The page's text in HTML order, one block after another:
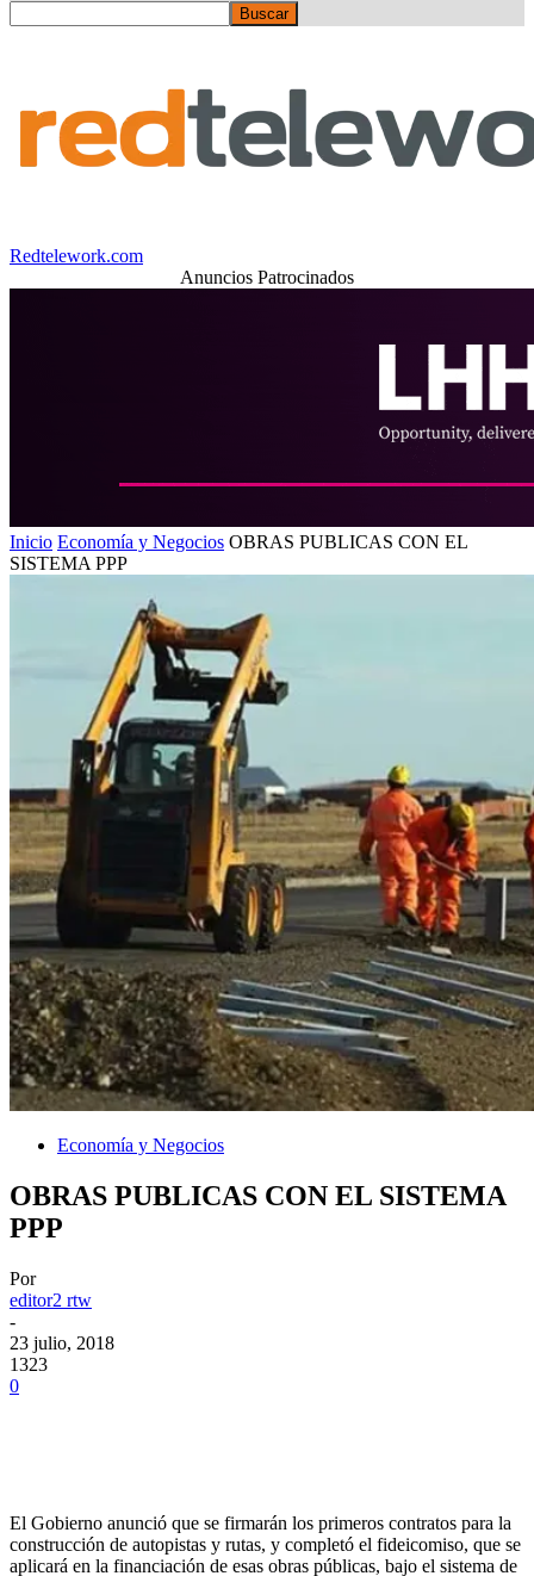
Redtelework.com
Anuncios Patrocinados
Inicio Economía y Negocios OBRAS PUBLICAS CON EL
SISTEMA PPP
Economía y Negocios
OBRAS PUBLICAS CON EL SISTEMA
PPP
Por
editor2 rtw
-
23 julio, 2018
1323
0
El Gobierno anunció que se firmarán los primeros contratos para la
construcción de autopistas y rutas, y completó el fideicomiso, que se
aplicará en la financiación de esas obras públicas, bajo el sistema de